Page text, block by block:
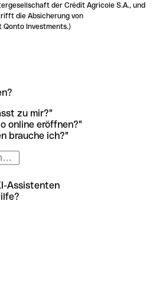
der Crédit Agricole S.A., und
die Absicherung von
Investments.)
zu mir?"
online eröffnen?"
brauche ich?"
Assistenten